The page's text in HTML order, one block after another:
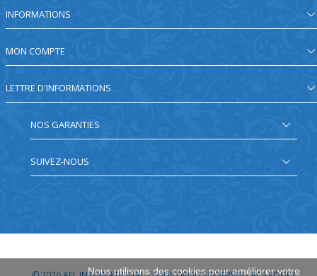
INFORMATIONS
MON COMPTE
LETTRE D'INFORMATIONS
Nous utilisons des cookies pour améliorer votre
NOS GARANTIES
SUIVEZ-NOUS